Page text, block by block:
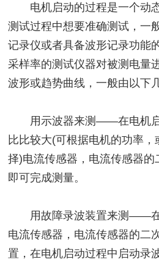
电机启动的过程是一个动
测试过程中想要准确测试，一
记录仪或者具备波形记录功能
采样率的测试仪器对被测电量
波形或趋势曲线，一般由以下
用示波器来测——在电机启
比比较大(可根据电机的功率
择)电流传感器，电流传感器的
即可完成测量。
用故障录波装置来测——在
电流传感器，电流传感器的二
置，在电机启动过程中启动录